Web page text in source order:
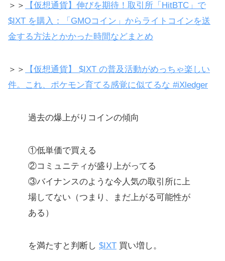
＞＞
【仮想通貨】伸びを期待！取引所「HitBTC」で
$IXT を購入：「GMOコイン」からライトコインを送
金する方法とかかった時間などまとめ
＞＞
【仮想通貨】 $IXT の普及活動がめっちゃ楽しい
件。これ、ポケモン育てる感覚に似てるな #iXledger
過去の爆上がりコインの傾向
①低単価で買える
②コミュニティが盛り上がってる
③バイナンスのような今人気の取引所に上
場してない（つまり、まだ上がる可能性が
ある）
を満たすと判断し $IXT 買い増し。